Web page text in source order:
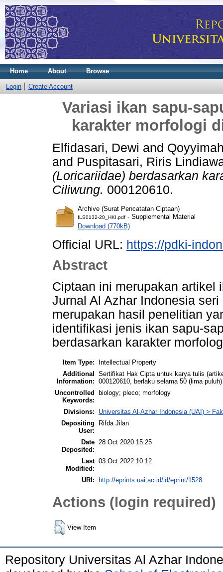
Home About Browse
Login Create Account
Variasi ikan sapu-
karakter morfologi
Elfidasari, Dewi and
and Puspitasari, Riris
(Loricariidae) berdasarkan
Ciliwung. 000120610.
Archive (Surat Pencatatan Ciptaan)
ILS0132-20_HKI.pdf - Supplemental Material
Download (770kB)
Official URL: https://pdki-
Abstract
Ciptaan ini merupakan artikel
Jurnal Al Azhar Indonesia
merupakan hasil penelitian
identifikasi jenis ikan sapu-
berdasarkan karakter
Item Type:
Intellectual Property
Additional
Information:
Sertifikat Hak Cipta untuk karya tulis
000120610, berlaku selama 50 (lima
Uncontrolled
Keywords:
biology; pleco; morfology
Divisions:
Universitas Al-Azhar Indonesia (UAI) >
Depositing
User:
Rifda Jilan
Date
Deposited:
28 Oct 2020 15:25
Last
Modified:
03 Oct 2022 10:12
URI: http://eprints.uai.ac.id/id/eprint/1528
Actions (login required)
View Item
Repository Universitas Al Azhar